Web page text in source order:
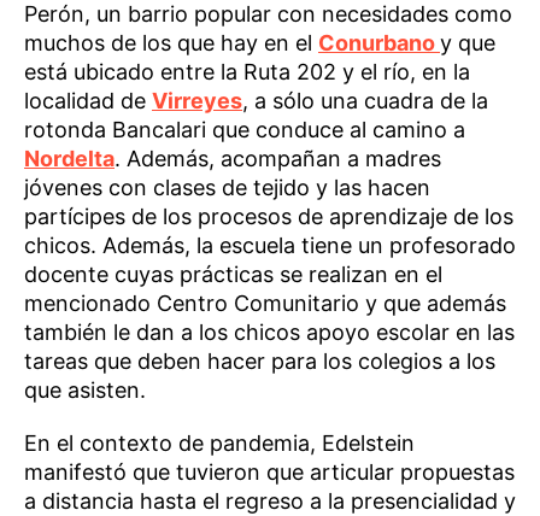
Perón, un barrio popular con necesidades como
muchos de los que hay en el Conurbanoy que
está ubicado entre la Ruta 202 y el río, en la
localidad de Virreyes, a sólo una cuadra de la
rotonda Bancalari que conduce al camino a
Nordelta. Además, acompañan a madres
jóvenes con clases de tejido y las hacen
partícipes de los procesos de aprendizaje de los
chicos. Además, la escuela tiene un profesorado
docente cuyas prácticas se realizan en el
mencionado Centro Comunitario y que además
también le dan a los chicos apoyo escolar en las
tareas que deben hacer para los colegios a los
que asisten.
En el contexto de pandemia, Edelstein
manifestó que tuvieron que articular propuestas
a distancia hasta el regreso a la presencialidad y